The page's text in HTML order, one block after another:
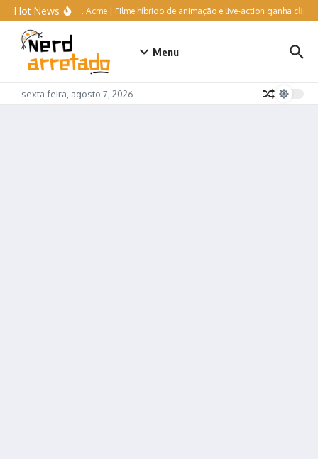
Ir para o conteúdo
Hot News
Coyote vs. Acme | Filme híbrido de animação e live-action ganha clipe
Menu
sexta-feira, agosto 7, 2026